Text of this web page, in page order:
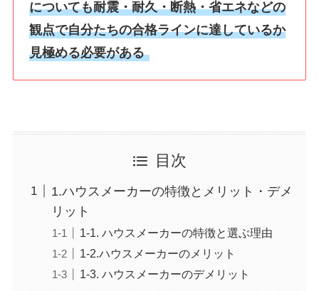
についても耐震・耐久・断熱・省エネなどの
観点で自分たちの合格ラインに達しているか
見極める必要がある
目次
1.ハウスメーカーの特徴とメリット・デメ
リット
1-1. ハウスメーカーの特徴と選ぶ理由
1-2.ハウスメーカーのメリット
1-3. ハウスメーカーのデメリット